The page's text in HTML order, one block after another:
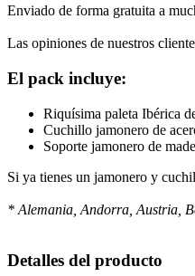
Enviado de forma gratuita a
Las opiniones de nuestros
El pack incluye:
Riquísima paleta Ibérica
Cuchillo jamonero de
Soporte jamonero de
Si ya tienes un jamonero y
* Alemania, Andorra, Austria,
Detalles del producto